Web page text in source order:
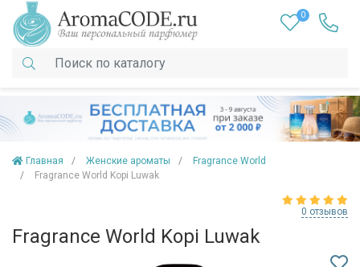
0
Главная Женские ароматы
Fragrance World
Fragrance World Kopi Luwak
0 отзывов
Fragrance World Kopi Luwak